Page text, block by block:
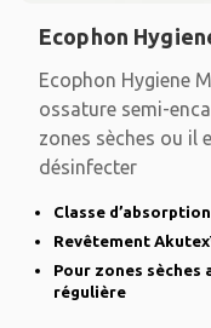
Ecophon
Ecophon Hygiene
ossature semi-
zones sèches ou il
désinfecter
Classe
Revêtement
Pour zones sèches
régulière